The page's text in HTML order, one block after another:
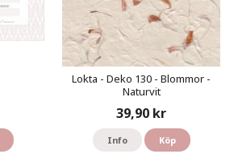
Lokta - Deko 130 - Blommor -
Naturvit
39,90 kr
Info Köp